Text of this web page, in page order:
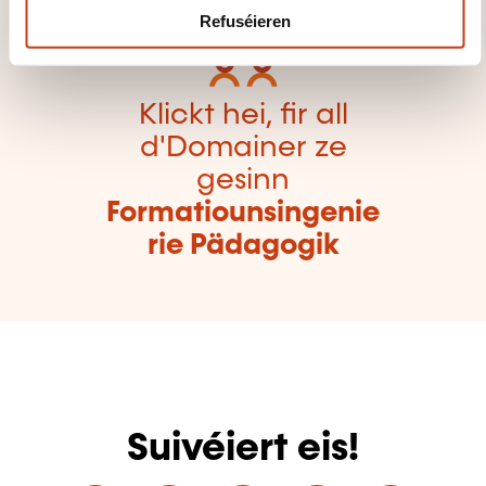
Refuséieren
Klickt hei, fir all
d'Domainer ze
gesinn
Formatiounsingenie
rie Pädagogik
Suivéiert eis!